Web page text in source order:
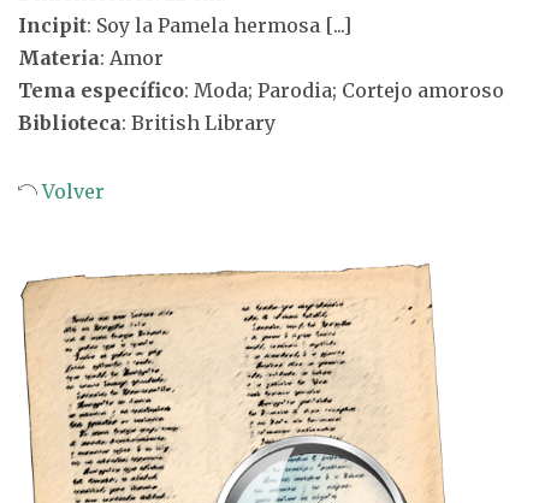
Incipit: Soy la Pamela hermosa [...]
Materia: Amor
Tema específico: Moda; Parodia; Cortejo amoroso
Biblioteca: British Library
Volver